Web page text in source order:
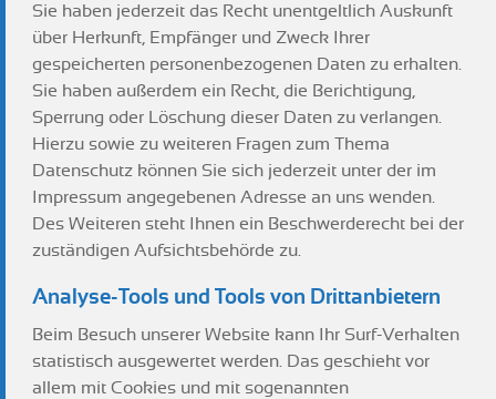
Sie haben jederzeit das Recht unentgeltlich Auskunft
über Herkunft, Empfänger und Zweck Ihrer
gespeicherten personenbezogenen Daten zu erhalten.
Sie haben außerdem ein Recht, die Berichtigung,
Sperrung oder Löschung dieser Daten zu verlangen.
Hierzu sowie zu weiteren Fragen zum Thema
Datenschutz können Sie sich jederzeit unter der im
Impressum angegebenen Adresse an uns wenden.
Des Weiteren steht Ihnen ein Beschwerderecht bei der
zuständigen Aufsichtsbehörde zu.
Analyse-Tools und Tools von Drittanbietern
Beim Besuch unserer Website kann Ihr Surf-Verhalten
statistisch ausgewertet werden. Das geschieht vor
allem mit Cookies und mit sogenannten